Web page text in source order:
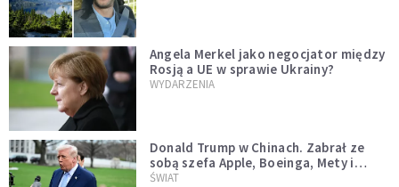
Angela Merkel jako negocjator między
Rosją a UE w sprawie Ukrainy?
WYDARZENIA
Donald Trump w Chinach. Zabrał ze
sobą szefa Apple, Boeinga, Mety i
Muska
ŚWIAT